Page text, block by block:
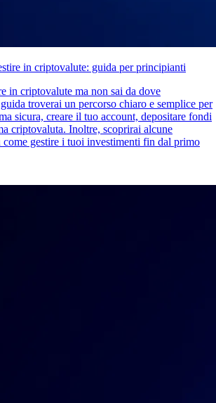
in criptovalute: guida per principianti
in criptovalute ma non sai da dove
troverai un percorso chiaro e semplice per
sicura, creare il tuo account, depositare fondi
criptovaluta. Inoltre, scoprirai alcune
gestire i tuoi investimenti fin dal primo